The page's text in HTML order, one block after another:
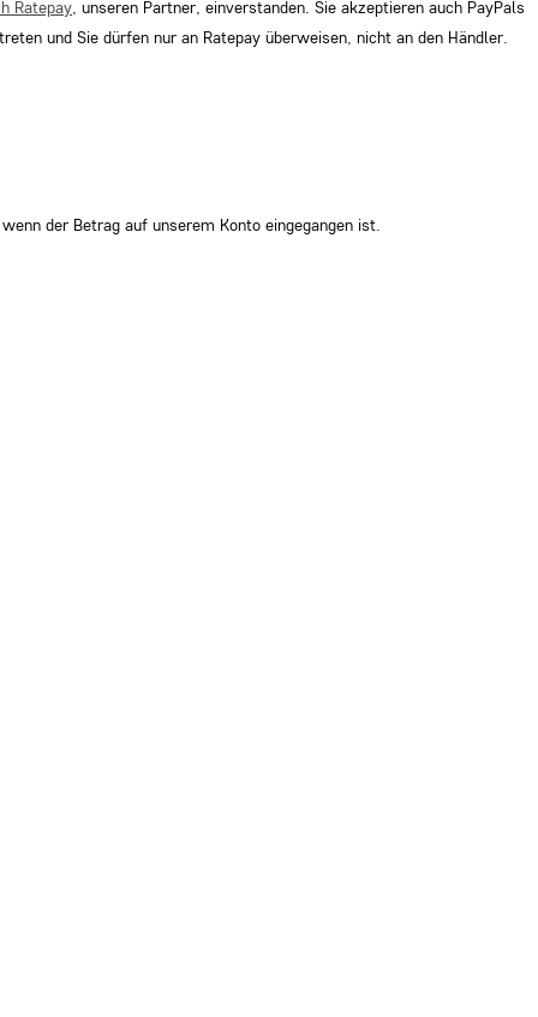
Ratepay, unseren Partner, einverstanden. Sie akzeptieren auch PayPals
und Sie dürfen nur an Ratepay überweisen, nicht an den Händler.
der Betrag auf unserem Konto eingegangen ist.